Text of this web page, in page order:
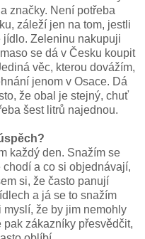
značky. Není potřeba
záleží jen na tom, jestli
jídlo. Zeleninu nakupuji
se dá v Česku koupit
věc, kterou dovážím,
jenom v Osace. Dá
že obal je stejný, chuť
šest litrů najednou.
každý den. Snažím se
a co si objednávají,
si, že často panují
a já se to snažím
že by jim nemohly
zákazníky přesvědčit,